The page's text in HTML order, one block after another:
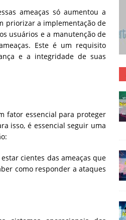
ameaças só aumentou a
priorizar a implementação de
usuários e a manutenção de
Este é um requisito
e a integridade de suas
fator essencial para proteger
isso, é essencial seguir uma
cientes das ameaças que
como responder a ataques